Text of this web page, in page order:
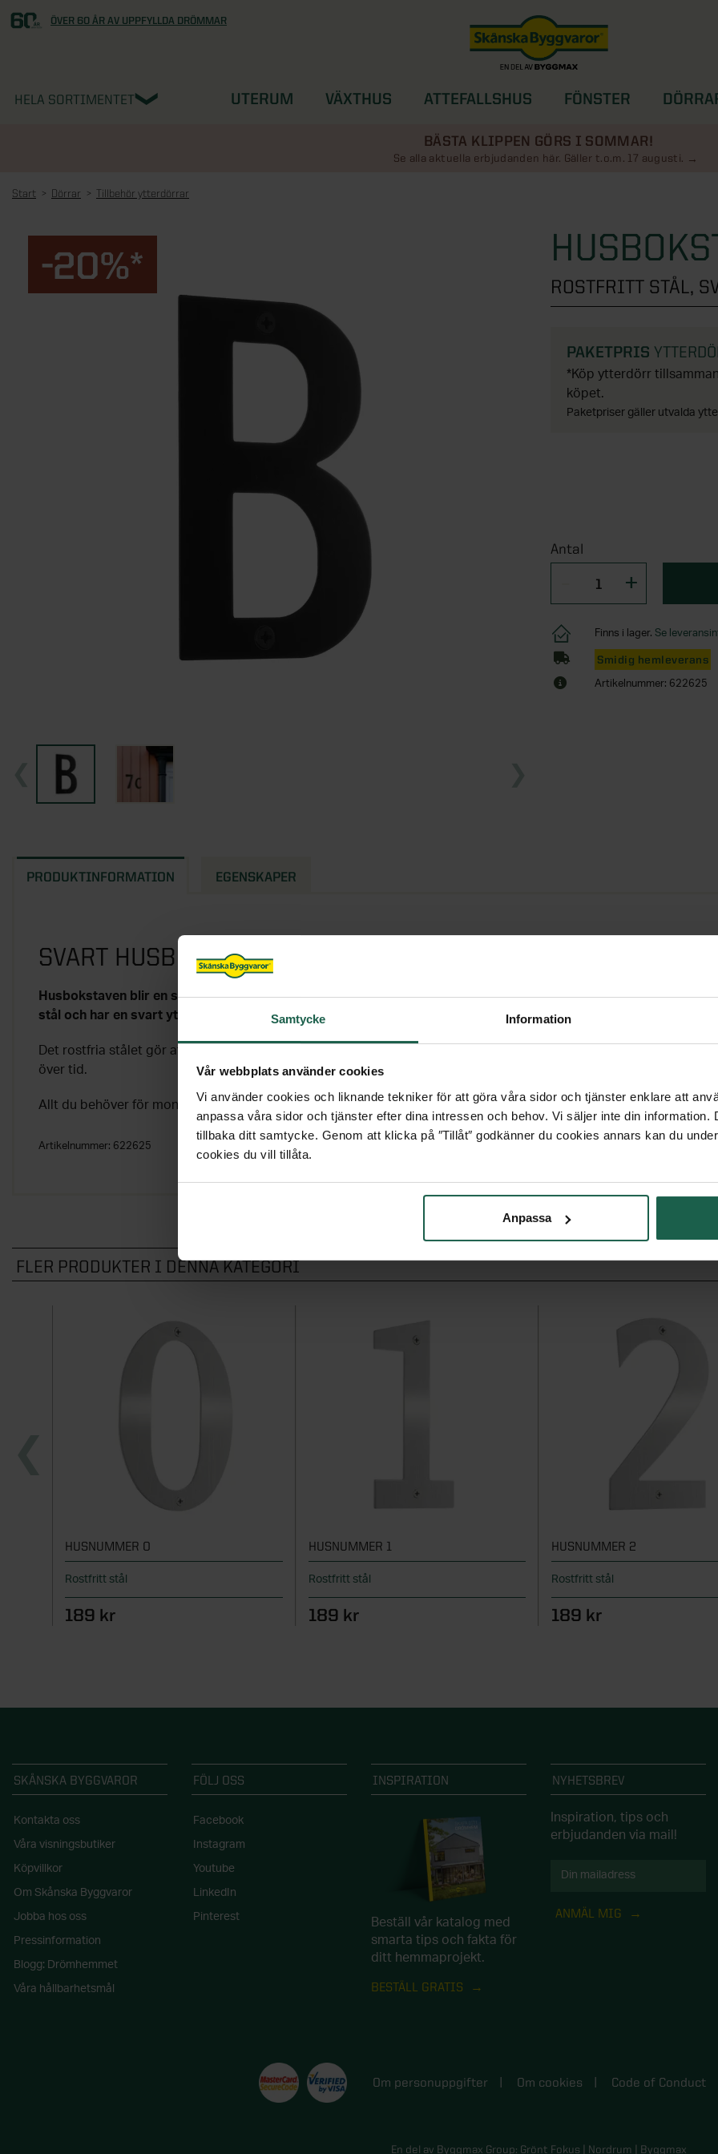
Samtycke Information
Vår webbplats använder cookies
Vi använder cookies och liknande tekniker för att göra våra sidor och tjänster enklare att
anpassa våra sidor och tjänster efter dina intressen och behov. Vi säljer inte din information.
tillbaka ditt samtycke. Genom att klicka på ″Tillåt″ godkänner du cookies annars kan du
cookies du vill tillåta.
Anpassa
ÖVER 60 ÅR AV UPPFYLLDA DRÖMMAR
HELA SORTIMENTET UTERUM VÄXTHUS ATTEFALLSHUS FÖNSTER
BÄSTA KLIPPEN GÖRS I SOMMAR!
Se alla aktuella erbjudanden här. Gäller t.o.m. 17 augusti.
Start Dörrar Tillbehör ytterdörrar
-20%* ROSTFRITT STÅL,
PAKETPRIS
*Köp ytterdörr
köpet.
Paketpriser gäller utvalda
Antal
Finns i lager. Se
Smidig hemleverans
Artikelnummer: 622625
PRODUKTINFORMATION EGENSKAPER
SVART HUSBOKSTAV B I STILREN DESIGN
Husbokstaven blir en snygg detalj på din fasad. Fasadbokstaven är av rostfritt
stål och har en svart yta.
Det rostfria stålet gör att bokstaven står emot väder och vind och håller sig fin
över tid.
Allt du behöver för monteringen ingår; skruvar, distanshylsor och plugg.
Artikelnummer: 622625
FLER PRODUKTER I DENNA KATEGORI
HUSNUMMER 0
Rostfritt stål
189 kr
HUSNUMMER 1
Rostfritt stål
189 kr
HUSNUMMER 2
Rostfritt stål
189 kr
SKÅNSKA BYGGVAROR
Kontakta oss
Våra visningsbutiker
Köpvillkor
Om Skånska Byggvaror
Jobba hos oss
Pressinformation
Blogg: Drömhemmet
Våra hållbarhetsmål
FÖLJ OSS
Facebook
Instagram
Youtube
LinkedIn
Pinterest
INSPIRATION
Beställ vår katalog med
smarta tips och fakta för
ditt hemmaprojekt.
BESTÄLL GRATIS
NYHETSBREV
Inspiration, tips och
erbjudanden via mail!
ANMÄL MIG
Om personuppgifter Om cookies Code of Conduct
En del av Byggmax Group: Grönt Fokus | Nordrum | Byggmax